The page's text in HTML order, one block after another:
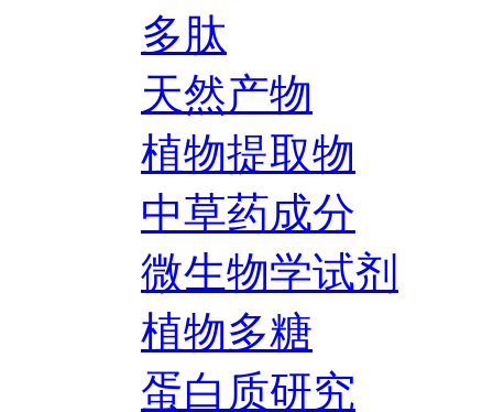
多肽
天然产物
植物提取物
中草药成分
微生物学试剂
植物多糖
蛋白质研究